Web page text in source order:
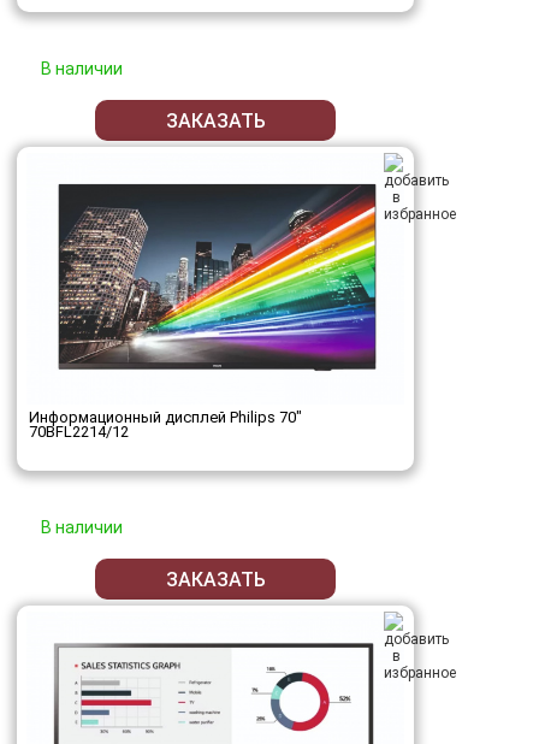
В наличии
ЗАКАЗАТЬ
Информационный дисплей Philips 70"
70BFL2214/12
В наличии
ЗАКАЗАТЬ